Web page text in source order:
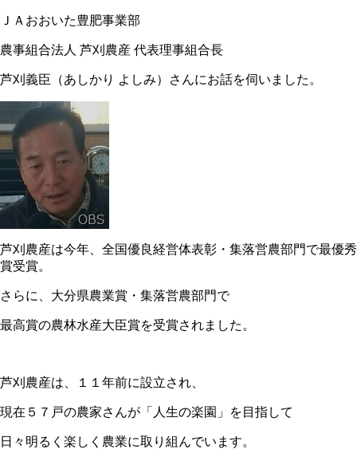
ＪＡおおいた豊肥事業部
農事組合法人 芦刈農産 代表理事組合長
芦刈義臣（あしかり よしみ）さんにお話を伺いました。
芦刈農産は今年、全国優良経営体表彰・集落営農部門で最優秀
賞受賞。
さらに、大分県農業賞・集落営農部門で
最高賞の農林水産大臣賞を受賞されました。
芦刈農産は、１１年前に設立され、
現在５７戸の農家さんが「人生の楽園」を目指して
日々明るく楽しく農業に取り組んでいます。